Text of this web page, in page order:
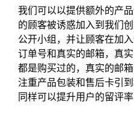
我们可以以提供额外的产
的顾客被诱惑加入到我们
公开小组，并让顾客在加
订单号和真实的邮箱，真
都是购买过的，真实的邮
注重产品包装和售后卡引
同样可以提升用户的留评率